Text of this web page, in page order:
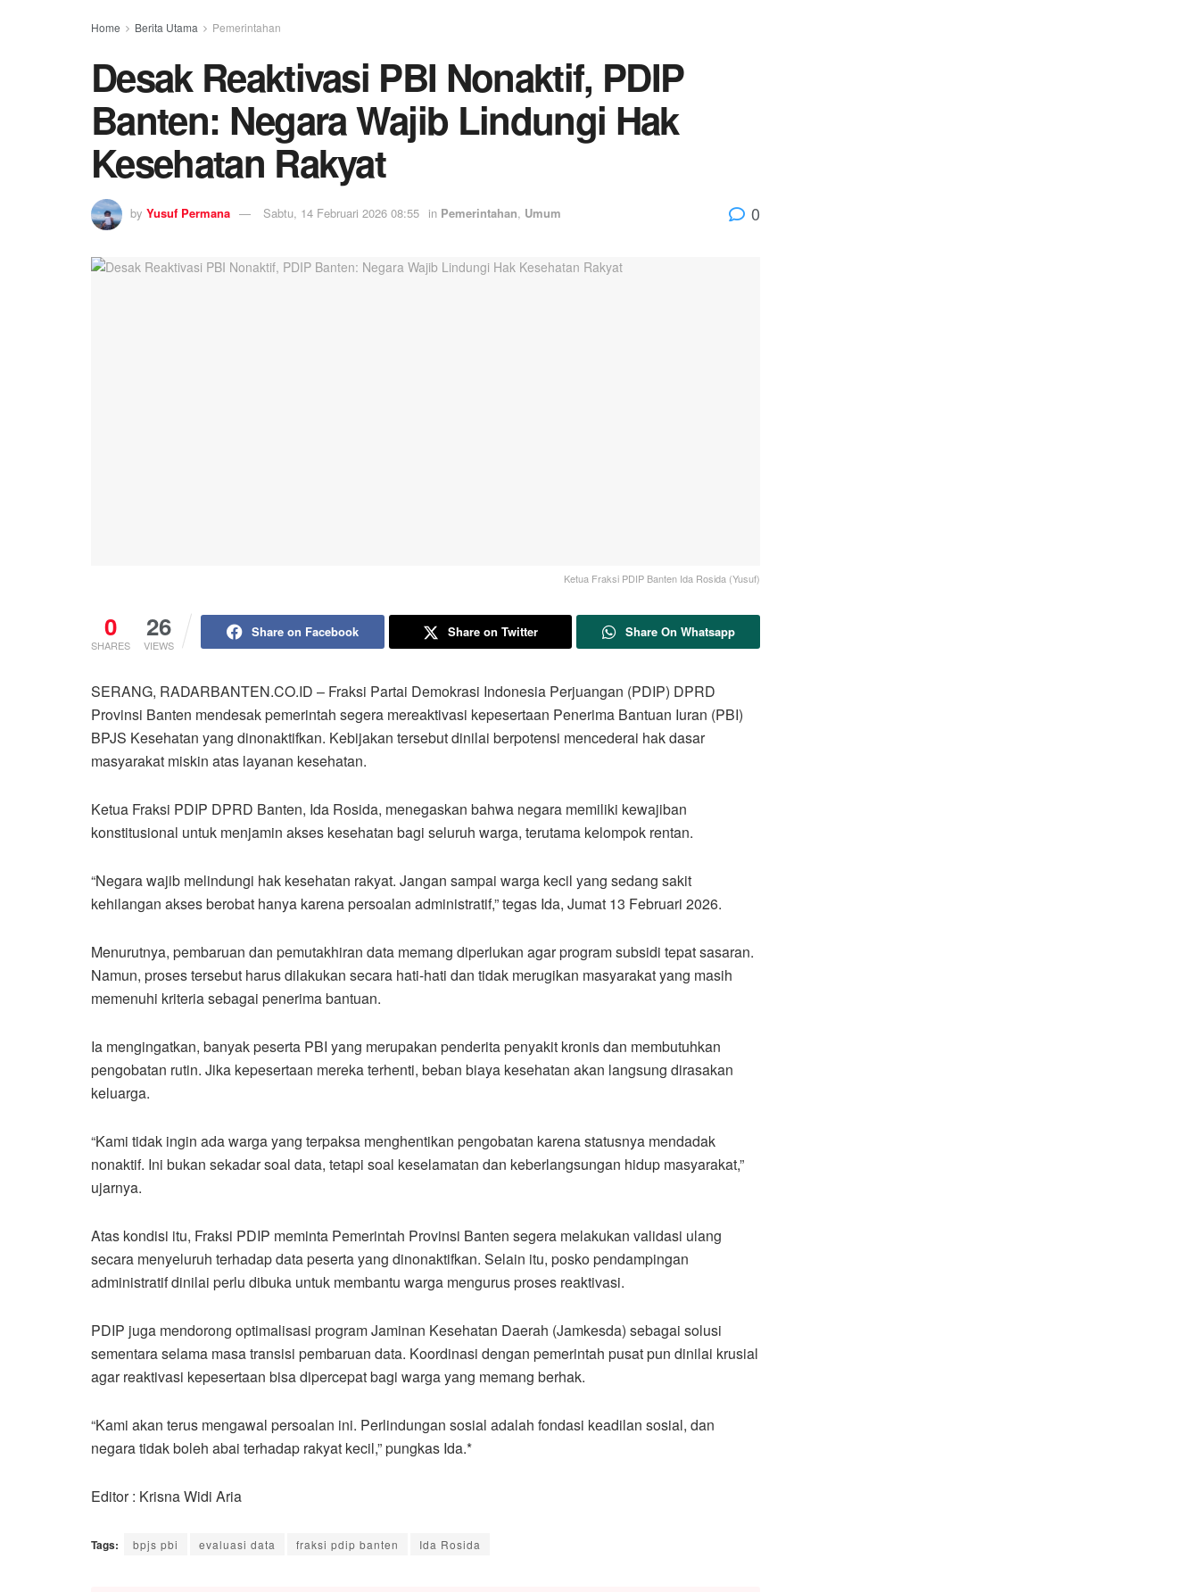
Home Berita Utama Pemerintahan
Desak Reaktivasi PBI Nonaktif, PDIP
Banten: Negara Wajib Lindungi Hak
Kesehatan Rakyat
by Yusuf Permana Sabtu, 14 Februari 2026 08:55 in Pemerintahan, Umum 0
Ketua Fraksi PDIP Banten Ida Rosida (Yusuf)
0
SHARES
26
VIEWS
Share on Facebook Share on Twitter Share On Whatsapp
SERANG, RADARBANTEN.CO.ID – Fraksi Partai Demokrasi Indonesia Perjuangan (PDIP) DPRD
Provinsi Banten mendesak pemerintah segera mereaktivasi kepesertaan Penerima Bantuan Iuran (PBI)
BPJS Kesehatan yang dinonaktifkan. Kebijakan tersebut dinilai berpotensi mencederai hak dasar
masyarakat miskin atas layanan kesehatan.
Ketua Fraksi PDIP DPRD Banten, Ida Rosida, menegaskan bahwa negara memiliki kewajiban
konstitusional untuk menjamin akses kesehatan bagi seluruh warga, terutama kelompok rentan.
“Negara wajib melindungi hak kesehatan rakyat. Jangan sampai warga kecil yang sedang sakit
kehilangan akses berobat hanya karena persoalan administratif,” tegas Ida, Jumat 13 Februari 2026.
Menurutnya, pembaruan dan pemutakhiran data memang diperlukan agar program subsidi tepat sasaran.
Namun, proses tersebut harus dilakukan secara hati-hati dan tidak merugikan masyarakat yang masih
memenuhi kriteria sebagai penerima bantuan.
Ia mengingatkan, banyak peserta PBI yang merupakan penderita penyakit kronis dan membutuhkan
pengobatan rutin. Jika kepesertaan mereka terhenti, beban biaya kesehatan akan langsung dirasakan
keluarga.
“Kami tidak ingin ada warga yang terpaksa menghentikan pengobatan karena statusnya mendadak
nonaktif. Ini bukan sekadar soal data, tetapi soal keselamatan dan keberlangsungan hidup masyarakat,”
ujarnya.
Atas kondisi itu, Fraksi PDIP meminta Pemerintah Provinsi Banten segera melakukan validasi ulang
secara menyeluruh terhadap data peserta yang dinonaktifkan. Selain itu, posko pendampingan
administratif dinilai perlu dibuka untuk membantu warga mengurus proses reaktivasi.
PDIP juga mendorong optimalisasi program Jaminan Kesehatan Daerah (Jamkesda) sebagai solusi
sementara selama masa transisi pembaruan data. Koordinasi dengan pemerintah pusat pun dinilai krusial
agar reaktivasi kepesertaan bisa dipercepat bagi warga yang memang berhak.
“Kami akan terus mengawal persoalan ini. Perlindungan sosial adalah fondasi keadilan sosial, dan
negara tidak boleh abai terhadap rakyat kecil,” pungkas Ida.*
Editor : Krisna Widi Aria
Tags: bpjs pbi evaluasi data fraksi pdip banten Ida Rosida